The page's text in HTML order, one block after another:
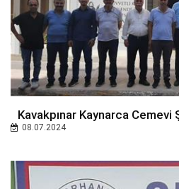
Kavakpınar Kaynarca
08.07.2024